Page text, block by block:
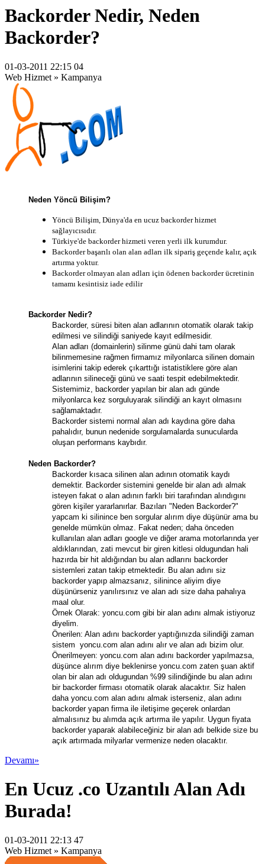
Backorder Nedir, Neden
Backorder?
01-03-2011 22:15 04
Web Hizmet » Kampanya
Neden Yöncü Bilişim?
Yöncü Bilişim, Dünya'da en ucuz backorder hizmet
sağlayıcısıdır.
Türkiye'de backorder hizmeti veren yerli ilk kurumdur.
Backorder başarılı olan alan adları ilk sipariş geçende kalır, açık
artırma yoktur.
Backorder olmayan alan adları için ödenen backorder ücretinin
tamamı kesintisiz iade edilir
Backorder Nedir?
Backorder, süresi biten alan adlarının otomatik olarak takip
edilmesi ve silindiği saniyede kayıt edilmesidir.
Alan adları (domainlerin) silinme günü dahi tam olarak
bilinmemesine rağmen firmamız milyonlarca silinen domain
isimlerini takip ederek çıkarttığı istatistiklere göre alan
adlarının silineceği günü ve saati tespit edebilmektedir.
Sistemimiz, backorder yapılan bir alan adı günde
milyonlarca kez sorguluyarak silindiği an kayıt olmasını
sağlamaktadır.
Backorder sistemi normal alan adı kaydına göre daha
pahalıdır, bunun nedenide sorgulamalarda sunucularda
oluşan performans kaybıdır.
Neden Backorder?
Backorder kısaca silinen alan adının otomatik kaydı
demektir. Backorder sistemini genelde bir alan adı almak
isteyen fakat o alan adının farklı biri tarafından alındıgını
gören kişiler yararlanırlar. Bazıları "Neden Backorder?"
yapcam ki silinince ben sorgular alırım diye düşünür ama bu
genelde mümkün olmaz. Fakat neden; daha önceden
kullanılan alan adları google ve diğer arama motorlarında yer
aldıklarından, zati mevcut bir giren kitlesi oldugundan hali
hazırda bir hit aldığından bu alan adlarını backorder
sistemleri zatan takip etmektedir. Bu alan adını siz
backorder yapıp almazsanız, silinince aliyim diye
düşünürseniz yanılırsınız ve alan adı size daha pahalıya
maal olur.
Örnek Olarak: yoncu.com gibi bir alan adını almak istiyoruz
diyelim.
Önerilen: Alan adını backorder yaptığınızda silindiği zaman
sistem yoncu.com alan adını alır ve alan adı bizim olur.
Önerilmeyen: yoncu.com alan adını backorder yapılmazsa,
düşünce alırım diye beklenirse yoncu.com zaten şuan aktif
olan bir alan adı oldugundan %99 silindiğinde bu alan adını
bir backorder firması otomatik olarak alacaktır. Siz halen
daha yoncu.com alan adını almak isterseniz, alan adını
backorder yapan firma ile iletişime geçerek onlardan
almalısınız bu alımda açık artırma ile yapılır. Uygun fiyata
backorder yaparak alabileceğiniz bir alan adı belkide size bu
açık artırmada milyarlar vermenize neden olacaktır.
Devamı»
En Ucuz .co Uzantılı Alan Adı
Burada!
01-03-2011 22:13 47
Web Hizmet » Kampanya